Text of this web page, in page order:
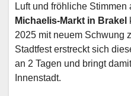
Luft und fröhliche
Michaelis-Markt in Brakel
2025 mit neuem Schwung
Stadtfest erstreckt sich
an 2 Tagen und bringt
Innenstadt.